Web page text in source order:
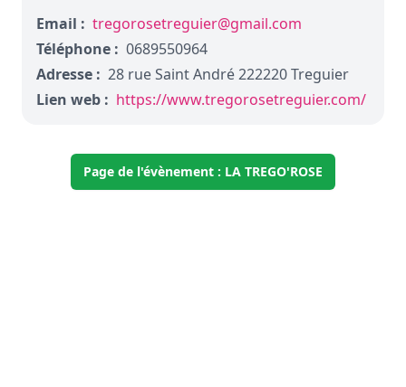
Email : tregorosetreguier@gmail.com
Téléphone : 0689550964
Adresse : 28 rue Saint André 222220 Treguier
Lien web : https://www.tregorosetreguier.com/
Page de l'évènement : LA TREGO'ROSE